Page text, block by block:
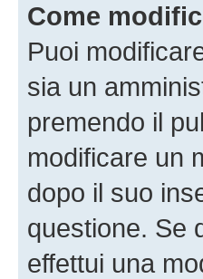
Come
Puoi
sia un
premendo il
modificare un
dopo il suo
questione. Se
effettui una